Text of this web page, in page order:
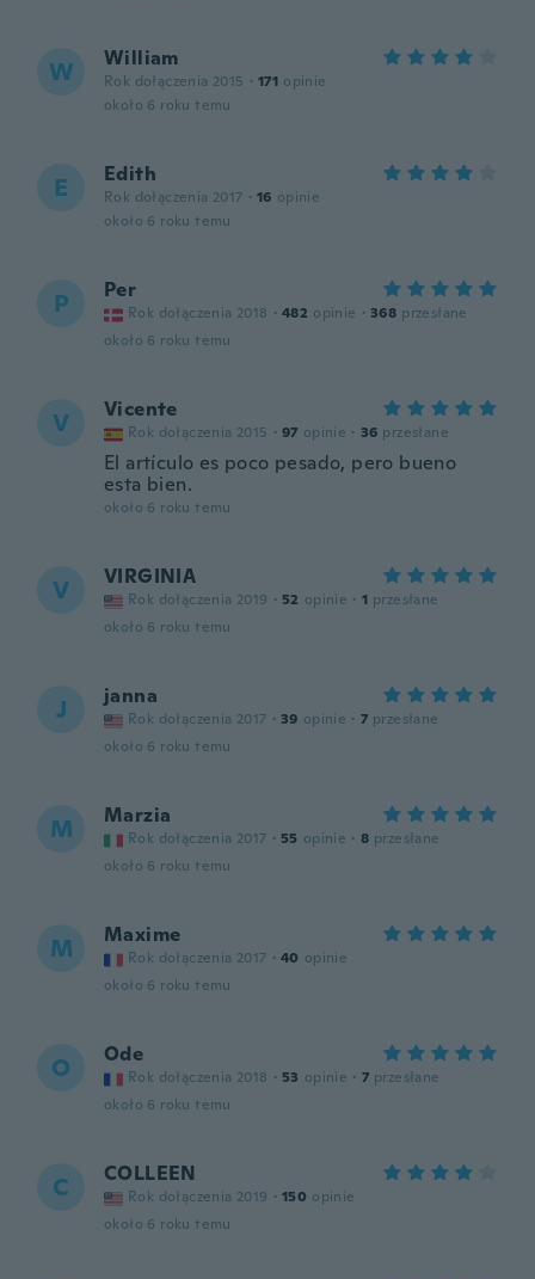
W William
Rok dołączenia 2015 · 171 opinie
około 6 roku temu
E Edith
Rok dołączenia 2017 · 16 opinie
około 6 roku temu
P Per
Rok dołączenia 2018 · 482 opinie · 368 przesłane
około 6 roku temu
V Vicente
Rok dołączenia 2015 · 97 opinie · 36 przesłane
El artículo es poco pesado, pero bueno
esta bien.
około 6 roku temu
V VIRGINIA
Rok dołączenia 2019 · 52 opinie · 1 przesłane
około 6 roku temu
J janna
Rok dołączenia 2017 · 39 opinie · 7 przesłane
około 6 roku temu
M Marzia
Rok dołączenia 2017 · 55 opinie · 8 przesłane
około 6 roku temu
M Maxime
Rok dołączenia 2017 · 40 opinie
około 6 roku temu
O Ode
Rok dołączenia 2018 · 53 opinie · 7 przesłane
około 6 roku temu
C COLLEEN
Rok dołączenia 2019 · 150 opinie
około 6 roku temu